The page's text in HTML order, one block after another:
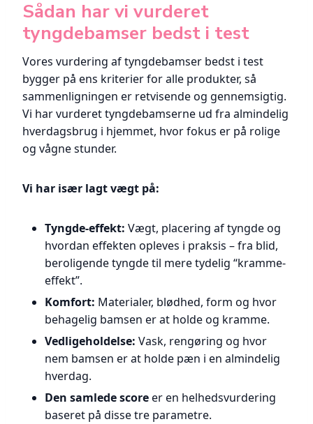
Sådan har vi vurderet
tyngdebamser bedst i test
Vores vurdering af tyngdebamser bedst i test
bygger på ens kriterier for alle produkter, så
sammenligningen er retvisende og gennemsigtig.
Vi har vurderet tyngdebamserne ud fra almindelig
hverdagsbrug i hjemmet, hvor fokus er på rolige
og vågne stunder.
Vi har især lagt vægt på:
Tyngde-effekt: Vægt, placering af tyngde og
hvordan effekten opleves i praksis – fra blid,
beroligende tyngde til mere tydelig “kramme-
effekt”.
Komfort: Materialer, blødhed, form og hvor
behagelig bamsen er at holde og kramme.
Vedligeholdelse: Vask, rengøring og hvor
nem bamsen er at holde pæn i en almindelig
hverdag.
Den samlede scoreer en helhedsvurdering
baseret på disse tre parametre.